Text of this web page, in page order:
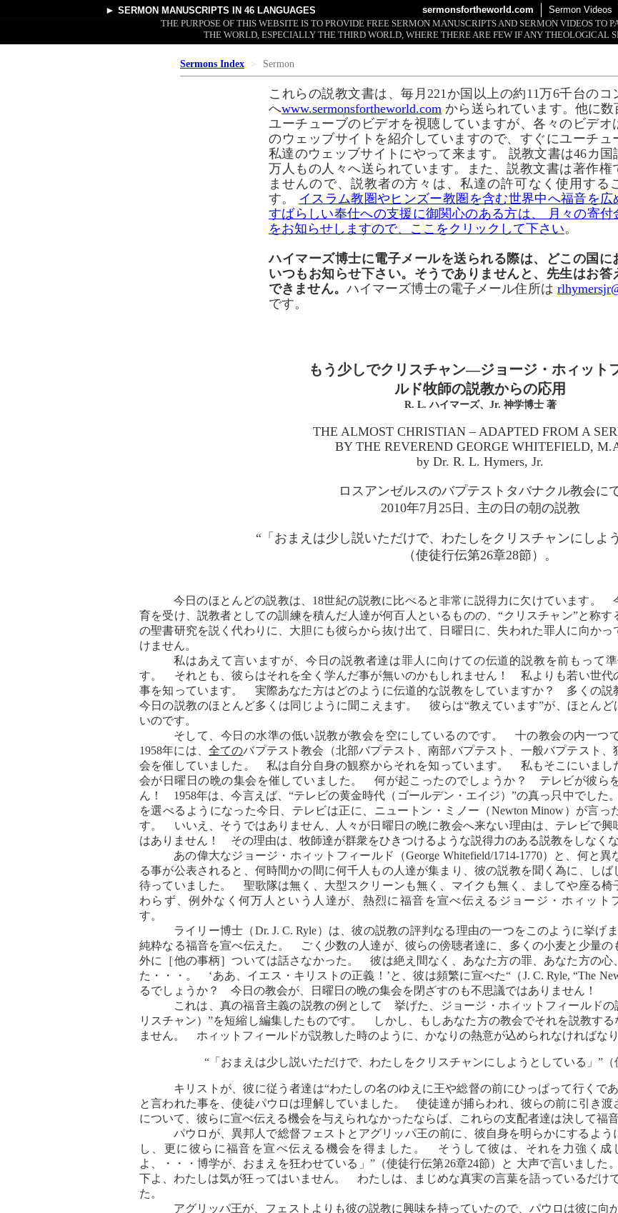
► SERMON MANUSCRIPTS IN 46 LANGUAGES sermonsfortheworld.com Sermon Videos
THE PURPOSE OF THIS WEBSITE IS TO PROVIDE FREE SERMON MANUSCRIPTS AND SERMON VIDEOS TO
THE WORLD, ESPECIALLY THE THIRD WORLD, WHERE THERE ARE FEW IF ANY THEOLOGICAL
Sermons Index Sermon
これらの説教文書は、毎月221か国以上の約11万6千台のコ
へwww.sermonsfortheworld.com から送られています。他に
ユーチューブのビデオを視聴していますが、各々のビデオ
のウェッブサイトを紹介していますので、すぐにユーチュ
私達のウェッブサイトにやって来ます。 説教文書は46カ国
万人もの人々へ送られています。また、説教文書は著作権
ませんので、説教者の方々は、私達の許可なく使用する
す。 イスラム教圏やヒンズー教圏を含む世界中へ福音を広
すばらしい奉仕への支援に御関心のある方は、 月々の寄付
をお知らせしますので、ここをクリックして下さい。
ハイマーズ博士に電子メールを送られる際は、どこの国に
いつもお知らせ下さい。そうでありませんと、先生はお答
できません。 ハイマーズ博士の電子メール住所は
です。
もう少しでクリスチャン―ジョージ・ホィット
ルド牧師の説教からの応用
R. L. ハイマーズ、Jr. 神学博士 著
THE ALMOST CHRISTIAN – ADAPTED FROM A
BY THE REVEREND GEORGE WHITEFIELD,
by Dr. R. L. Hymers, Jr.
ロスアンゼルスのバプテストタバナクル教会に
2010年7月25日、主の日の朝の説教
“「おまえは少し説いただけで、わたしをクリスチャンにしよ
（使徒行伝第26章28節）。
今日のほとんどの説教は、18世紀の説教に比べると非常に説得力に欠けています。
育を受け、説教者としての訓練を積んだ人達が何百人といるものの、“クリスチャン”と称
の聖書研究を説く代わりに、大胆にも彼らから抜け出て、日曜日に、失われた罪人に向か
けません。
私はあえて言いますが、今日の説教者達は罪人に向けての伝道的説教を前もって
す。 それとも、彼らはそれを全く学んだ事が無いのかもしれません！ 私よりも若い世代
事を知っています。 実際あなた方はどのように伝道的な説教をしていますか？ 多くの
今日の説教のほとんど多くは同じように聞こえます。 彼らは“教えています”が、ほとんど
いのです。
そして、今日の水準の低い説教が教会を空にしているのです。 十の教会の内一つ
1958年には、 全てのバプテスト教会（北部バプテスト、南部バプテスト、一般バプテスト
会を催していました。 私は自分自身の観察からそれを知っています。 私もそこにいま
会が日曜日の晩の集会を催していました。 何が起こったのでしょうか？ テレビが彼ら
ん！ 1958年は、今言えば、“テレビの黄金時代（ゴールデン・エイジ）”の真っ只中でした
を選べるようになった今日、テレビは正に、ニュートン・ミノー（Newton Minow）が言っ
す。 いいえ、そうではありません、人々が日曜日の晩に教会へ来ない理由は、テレビで興
はありません！ その理由は、牧師達が群衆をひきつけるような説得力のある説教をしなく
あの偉大なジョージ・ホィットフィールド（George Whitefield/1714-1770）と、何と
る事が公表されると、何時間かの間に何千人もの人達が集まり、彼の説教を聞く為に、し
待っていました。 聖歌隊は無く、大型スクリーンも無く、マイクも無く、ましてや座る
わらず、例外なく何万人という人達が、熱烈に福音を宣べ伝えるジョージ・ホィット
す。
ライリー博士（Dr. J. C. Ryle）は、彼の説教の評判なる理由の一つをこのように挙げ
純粋なる福音を宣べ伝えた。 ごく少数の人達が、彼らの傍聴者達に、多くの小麦と少量
外に［他の事柄］ついては話さなかった。 彼は絶え間なく、あなた方の罪、あなた方の心
た・・・。 ‘ああ、イエス・キリストの正義！’と、彼は頻繁に宣べた“（J. C. Ryle, “The
るでしょうか？ 今日の教会が、日曜日の晩の集会を閉ざすのも不思議ではありません！
これは、真の福音主義の説教の例として 挙げた、ジョージ・ホィットフィールドの
リスチャン）”を短縮し編集したものです。 しかし、もしあなた方の教会でそれを説教する
ません。 ホィットフィールドが説教した時のように、かなりの熱意が込められなければなり
“「おまえは少し説いただけで、わたしをクリスチャンにしようとしている」”（
キリストが、彼に従う者達は“わたしの名のゆえに王や総督の前にひっぱって行くで
と言われた事を、使徒パウロは理解していました。 使徒達が捕らわれ、彼らの前に引き渡
について、彼らに宣べ伝える機会を与えられなかったならば、これらの支配者達は決して
パウロが、異邦人で総督フェストとアグリッパ王の前に、彼自身を明らかにするよ
し、更に彼らに福音を宣べ伝える機会を得ました。 そうして彼は、それを力強く成
よ、・・・博学が、おまえを狂わせている」”（使徒行伝第26章24節）と 大声で言いまし
下よ、わたしは気が狂ってはいません。 わたしは、まじめな真実の言葉を語っているだけ
た。
アグリッパ王が、フェストよりも彼の説教に興味を持っていたので、パウロは彼に向